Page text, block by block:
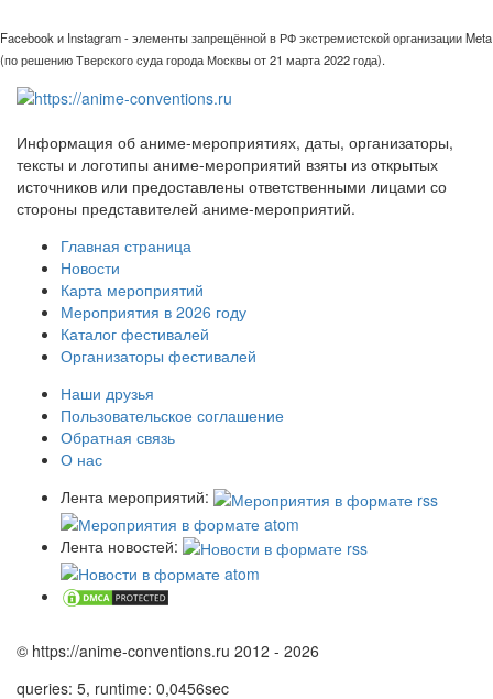
Facebook и Instagram - элементы запрещённой в РФ экстремистской организации Meta
(по решению Тверского суда города Москвы от 21 марта 2022 года).
Информация об аниме-мероприятиях, даты, организаторы,
тексты и логотипы аниме-мероприятий взяты из открытых
источников или предоставлены ответственными лицами со
стороны представителей аниме-мероприятий.
Главная страница
Новости
Карта мероприятий
Мероприятия в 2026 году
Каталог фестивалей
Организаторы фестивалей
Наши друзья
Пользовательское соглашение
Обратная связь
О нас
Лента мероприятий:
Лента новостей:
© https://anime-conventions.ru 2012 - 2026
queries: 5, runtime: 0,0456sec